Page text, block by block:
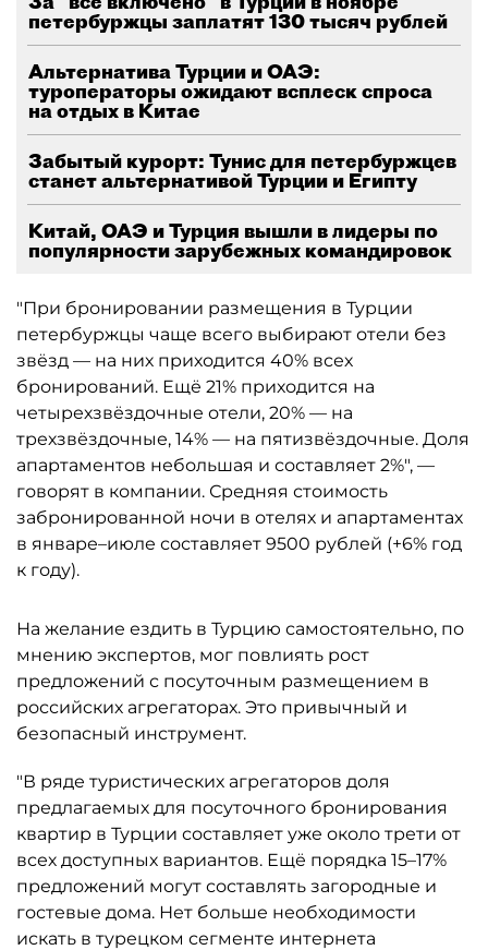
петербуржцы заплатят 130 тысяч рублей
Альтернатива Турции и ОАЭ:
туроператоры ожидают всплеск спроса
на отдых в Китае
Забытый курорт: Тунис для петербуржцев
станет альтернативой Турции и Египту
Китай, ОАЭ и Турция вышли в лидеры по
популярности зарубежных командировок
"При бронировании размещения в Турции
петербуржцы чаще всего выбирают отели без
звёзд — на них приходится 40% всех
бронирований. Ещё 21% приходится на
четырехзвёздочные отели, 20% — на
трехзвёздочные, 14% — на пятизвёздочные. Доля
апартаментов небольшая и составляет 2%", —
говорят в компании. Средняя стоимость
забронированной ночи в отелях и апартаментах
в январе–июле составляет 9500 рублей (+6% год
к году).
На желание ездить в Турцию самостоятельно, по
мнению экспертов, мог повлиять рост
предложений с посуточным размещением в
российских агрегаторах. Это привычный и
безопасный инструмент.
"В ряде туристических агрегаторов доля
предлагаемых для посуточного бронирования
квартир в Турции составляет уже около трети от
всех доступных вариантов. Ещё порядка 15–17%
предложений могут составлять загородные и
гостевые дома. Нет больше необходимости
искать в турецком сегменте интернета